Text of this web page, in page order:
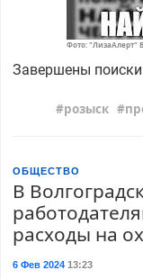
Фото: "ЛизаАлерт"
Завершены
розыск
ОБЩЕСТВО
В
расходы на
6 Фев 202413:23